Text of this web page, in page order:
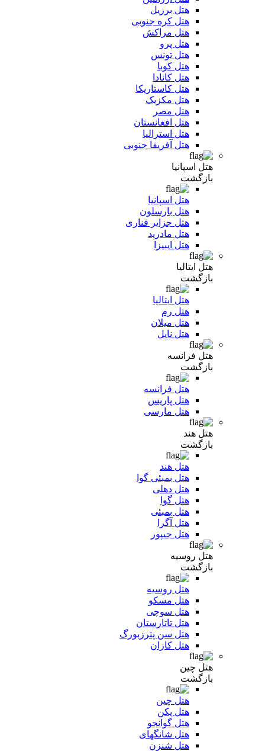
هتل برزیل
هتل کره جنوبی
هتل مراکش
هتل پرو
هتل تونس
هتل کوبا
هتل کانادا
هتل کاستاریکا
هتل مکزیک
هتل مصر
هتل افغانستان
هتل استرالیا
هتل آفریقا جنوبی
هتل اسپانیا
بازگشت
هتل اسپانیا
هتل بارسلون
هتل جزایر قناری
هتل مادرید
هتل ایبیزا
هتل ایتالیا
بازگشت
هتل ایتالیا
هتل رم
هتل میلان
هتل ناپل
هتل فرانسه
بازگشت
هتل فرانسه
هتل پاریس
هتل مارسی
هتل هند
بازگشت
هتل هند
هتل بمبئی گوا
هتل دهلی
هتل گوا
هتل بمبئی
هتل آگرا
هتل جیپور
هتل روسیه
بازگشت
هتل روسیه
هتل مسکو
هتل سوچی
هتل تاتارستان
هتل سن پترزبورگ
هتل کازان
هتل چین
بازگشت
هتل چین
هتل پکن
هتل گوانجو
هتل شانگهای
هتل شنزن